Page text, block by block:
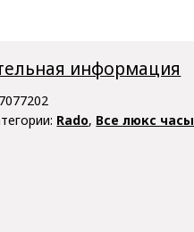
информация
Rado, Все люкс часы